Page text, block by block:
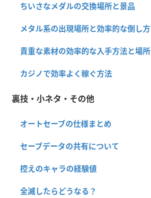
ちいさなメダルの交換場所と景品
メタル系の出現場所と効率的な倒し方
貴重な素材の効率的な入手方法と場所
カジノで効率よく稼ぐ方法
裏技・小ネタ・その他
オートセーブの仕様まとめ
セーブデータの共有について
控えのキャラの経験値
全滅したらどうなる？